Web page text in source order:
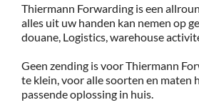
Thiermann Forwarding is een
alles uit uw handen kan nemen op
douane, Logistics, warehouse
Geen zending is voor Thiermann
te klein, voor alle soorten en maten
passende oplossing in huis.